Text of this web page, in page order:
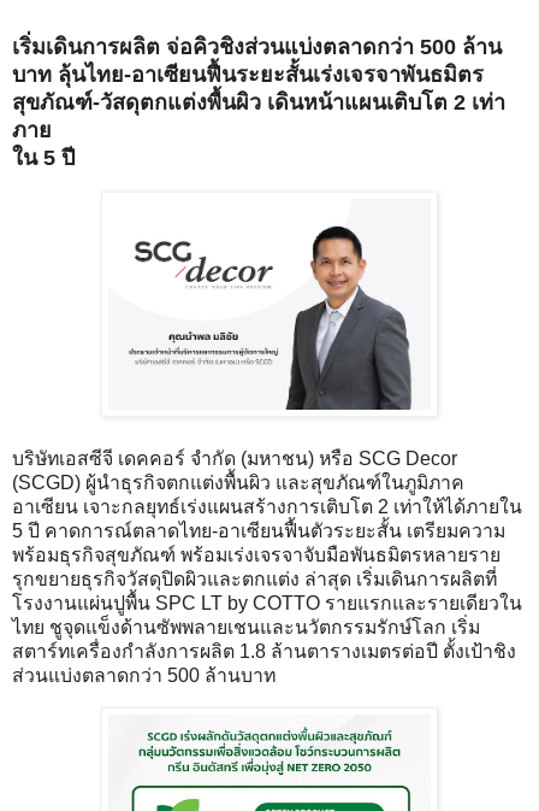
เริ่มเดินการผลิต จ่อคิวชิงส่วนแบ่งตลาดกว่า 500 ล้าน
บาท ลุ้นไทย-อาเซียนฟื้นระยะสั้นเร่งเจรจาพันธมิตร
สุขภัณฑ์-วัสดุตกแต่งพื้นผิว เดินหน้าแผนเติบโต 2 เท่า
ภาย
ใน 5 ปี
บริษัทเอสซีจี เดคคอร์ จำกัด (มหาชน) หรือ SCG Decor
(SCGD) ผู้นำธุรกิจตกแต่งพื้นผิว และสุขภัณฑ์ในภูมิภาค
อาเซียน เจาะกลยุทธ์เร่งแผนสร้างการเติบโต 2 เท่าให้ได้ภายใน
5 ปี คาดการณ์ตลาดไทย-อาเซียนฟื้นตัวระยะสั้น เตรียมความ
พร้อมธุรกิจสุขภัณฑ์ พร้อมเร่งเจรจาจับมือพันธมิตรหลายราย
รุกขยายธุรกิจวัสดุปิดผิวและตกแต่ง ล่าสุด เริ่มเดินการผลิตที่
โรงงานแผ่นปูพื้น SPC LT by COTTO รายแรกและรายเดียวใน
ไทย ชูจุดแข็งด้านซัพพลายเชนและนวัตกรรมรักษ์โลก เริ่ม
สตาร์ทเครื่องกำลังการผลิต 1.8 ล้านตารางเมตรต่อปี ตั้งเป้าชิง
ส่วนแบ่งตลาดกว่า 500 ล้านบาท